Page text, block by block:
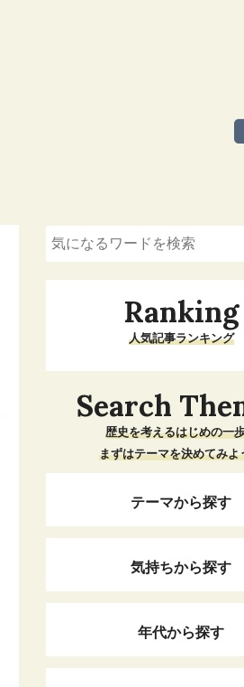
Ranking
人気記事ランキング
Search
歴史を考えるはじめの一
まずはテーマを決めてみよ
テーマから探す
気持ちから探す
年代から探す